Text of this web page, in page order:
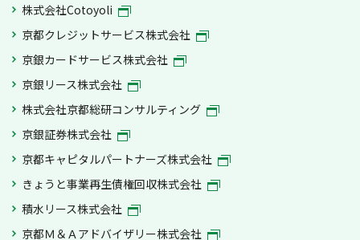
株式会社Cotoyoli
京都クレジットサービス株式会社
京銀カードサービス株式会社
京銀リース株式会社
株式会社京都総研コンサルティング
京銀証券株式会社
京都キャピタルパートナーズ株式会社
きょうと事業再生債権回収株式会社
積水リース株式会社
京都Ｍ＆Ａアドバイザリー株式会社